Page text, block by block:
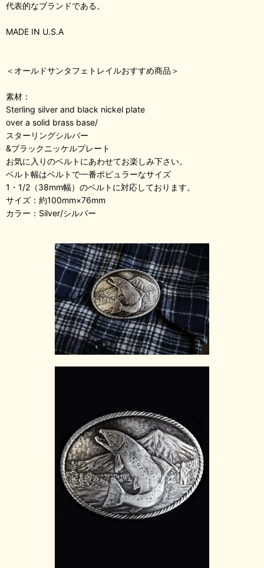
代表的なブランドである。
MADE IN U.S.A
＜オールドサンタフェトレイルおすすめ商品＞
素材：
Sterling silver and black nickel plate
over a solid brass base/
スターリングシルバー
&ブラックニッケルプレート
お気に入りのベルトにあわせてお楽しみ下さい。
ベルト幅はベルトで一番ポピュラーなサイズ
1・1/2（38mm幅）のベルトに対応しております。
サイズ：約100mm×76mm
カラー：Silver/シルバー